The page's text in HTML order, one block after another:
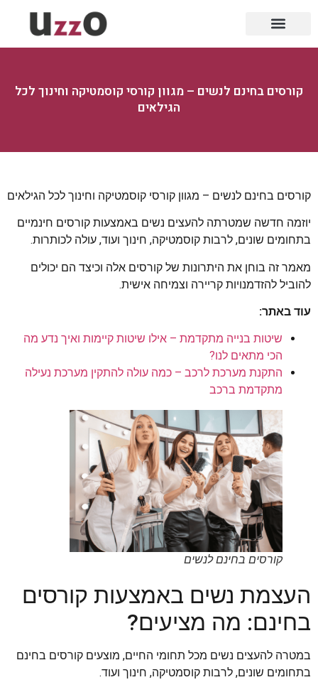
קורסים בחינם לנשים – מגוון קורסי קוסמטיקה וחינוך לכל
הגילאים
קורסים בחינם לנשים – מגוון קורסי קוסמטיקה וחינוך לכל הגילאים
יוזמה חדשה שמטרתה להעצים נשים באמצעות קורסים חינמיים
בתחומים שונים, לרבות קוסמטיקה, חינוך ועוד, עולה לכותרות.
מאמר זה בוחן את היתרונות של קורסים אלה וכיצד הם יכולים
להוביל להזדמנויות קריירה וצמיחה אישית.
עוד באתר:
שיטות בנייה מתקדמת – אילו שיטות קיימות ואיך נדע מה
הכי מתאים לנו?
התקנת מערכת לרכב – כמה עולה להתקין מערכת נעילה
מתקדמת ברכב
קורסים בחינם לנשים
העצמת נשים באמצעות קורסים
בחינם: מה מציעים?
במטרה להעצים נשים מכל תחומי החיים, מוצעים קורסים בחינם
בתחומים שונים, לרבות קוסמטיקה, חינוך ועוד.